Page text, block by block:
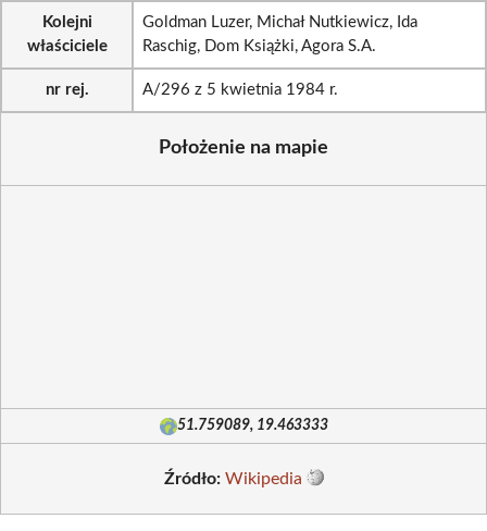
Kolejni
właściciele
Goldman Luzer, Michał Nutkiewicz, Ida
Raschig, Dom Książki, Agora S.A.
nr rej. A/296 z 5 kwietnia 1984 r.
Położenie na mapie
51.759089, 19.463333
Źródło: Wikipedia